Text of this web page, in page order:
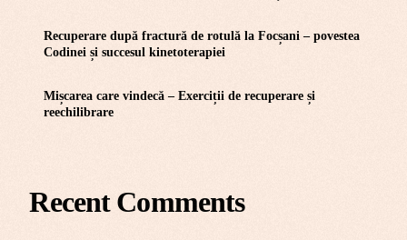
Recuperare după fractură de rotulă la Focșani – povestea
Codinei și succesul kinetoterapiei
Mișcarea care vindecă – Exerciții de recuperare și
reechilibrare
Recent Comments